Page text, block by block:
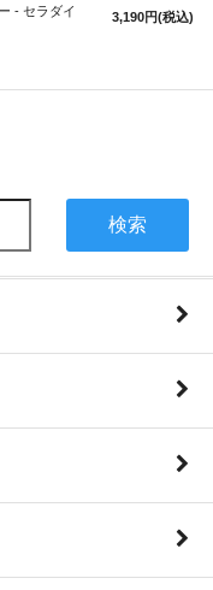
- セラダイ
3,190円(税込)
検索